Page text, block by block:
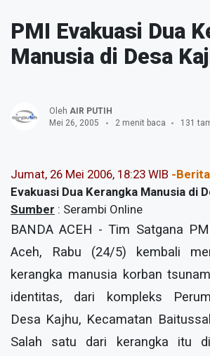
PMI Evakuasi Dua
Manusia di Desa
Oleh AIR PUTIH
Mei 26, 2005
2 menit baca 131
Jumat, 26 Mei 2006, 18:23 WIB -
Evakuasi Dua Kerangka Manusia di
Sumber : Serambi Online
BANDA ACEH - Tim Satgana
Aceh, Rabu (24/5) kembali
kerangka manusia korban
identitas, dari kompleks
Desa Kajhu, Kecamatan
Salah satu dari kerangka itu